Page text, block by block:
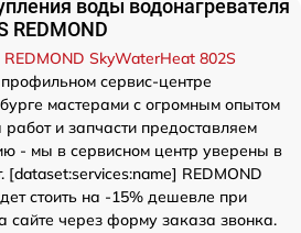
воды водонагревателя
REDMOND
SkyWaterHeat 802S
сервис-центре
мастерами с огромным опытом
и запчасти предоставляем
- мы в сервисном центр уверены в
[dataset:services:name] REDMOND
стоить на -15% дешевле при
сайте через форму заказа звонка.